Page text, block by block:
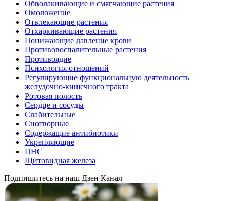
Обволакивающие и смягчающие растения
Омоложение
Отвлекающие растения
Отхаркивающие растения
Понижающие давление крови
Противовоспалительные растения
Противоядие
Психология отношений
Регулирующие функциональную деятельность
желудочно-кишечного тракта
Ротовая полость
Сердце и сосуды
Слабительные
Снотворные
Содержащие антибиотики
Укрепляющие
ЦНС
Щитовидная железа
Подпишитесь на наш Дзен Канал